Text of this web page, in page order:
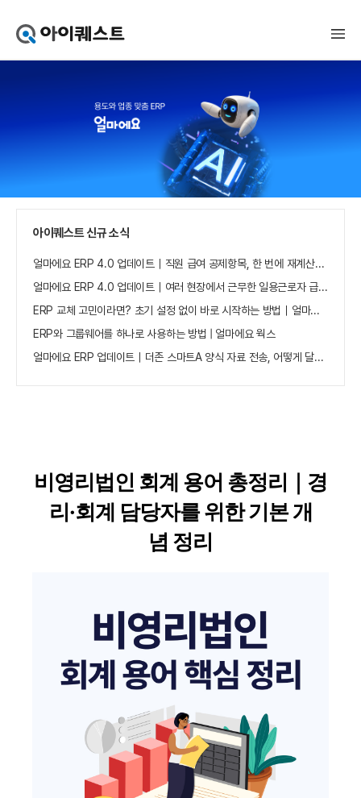
퀘
얼
마
가
기
아이퀘스트 신규 소식
얼마에요 ERP 4.0 업데이트｜직원 급여 공제항목, 한 번에 재계산하세요
얼마에요 ERP 4.0 업데이트｜여러 현장에서 근무한 일용근로자 급여, 현장별로 선택 수집하세요
ERP 교체 고민이라면? 초기 설정 없이 바로 시작하는 방법｜얼마에요 ERP
ERP와 그룹웨어를 하나로 사용하는 방법 | 얼마에요 웍스
얼마에요 ERP 업데이트｜더존 스마트A 양식 자료 전송, 어떻게 달라졌나요?
비영리법인 회계 용어 총정리｜경
리·회계 담당자를 위한 기본 개
념 정리